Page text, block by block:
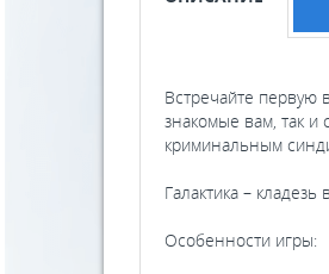
Встречайте первую
знакомые вам, так и
криминальным
Галактика –
Особенности игры: